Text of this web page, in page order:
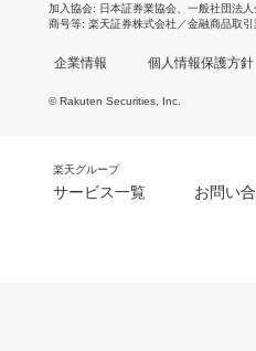
加入協会 日本証券業協会 一般社団法
商号等 楽天証券株式会社／金融商品取
企業情報 個人情報保護方針
© Rakuten Securities, Inc.
楽天グループ
サービス一覧 お問い